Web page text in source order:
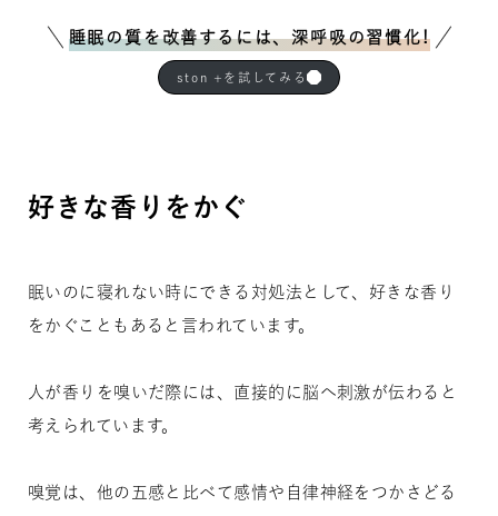
睡眠の質を改善するには、深呼吸の習慣化!
ston +を試してみる
好きな香りをかぐ
眠いのに寝れない時にできる対処法として、好きな香り
をかぐこともあると言われています。
人が香りを嗅いだ際には、直接的に脳へ刺激が伝わると
考えられています。
嗅覚は、他の五感と比べて感情や自律神経をつかさどる